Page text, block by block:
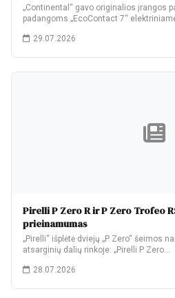
„Continental“ gavo originalios įrangos
padangoms „EcoContact 7“
29.07.2026
Pirelli P Zero R ir P Zero Trofeo
prieinamumas
„Pirelli“ išplėtė dviejų „P Zero“ šeimos
atsarginių dalių rinkoje: „Pirelli P Zero…
28.07.2026